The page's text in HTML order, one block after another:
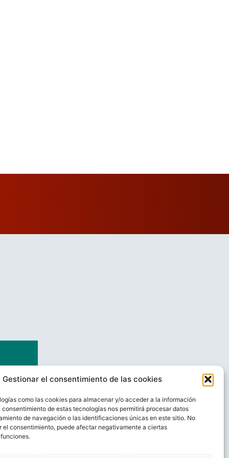
Gestionar el consentimiento de las cookies
como las cookies para almacenar y/o acceder a la información
consentimiento de estas tecnologías nos permitirá procesar datos
de navegación o las identificaciones únicas en este sitio. No
el consentimiento, puede afectar negativamente a ciertas